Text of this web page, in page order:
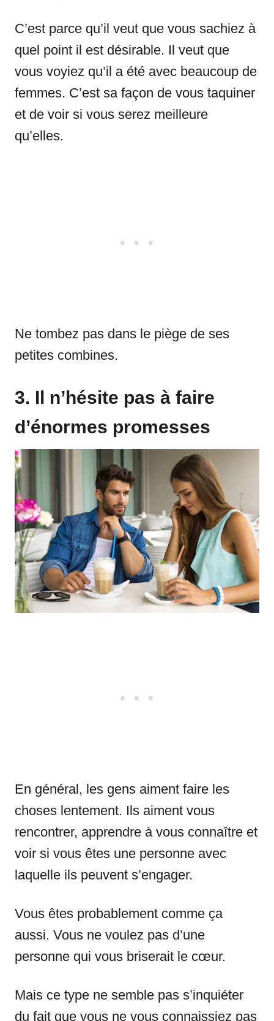
C’est parce qu’il veut que vous sachiez à
quel point il est désirable. Il veut que
vous voyiez qu’il a été avec beaucoup de
femmes. C’est sa façon de vous taquiner
et de voir si vous serez meilleure
qu’elles.
Ne tombez pas dans le piège de ses
petites combines.
3. Il n’hésite pas à faire
d’énormes promesses
En général, les gens aiment faire les
choses lentement. Ils aiment vous
rencontrer, apprendre à vous connaître et
voir si vous êtes une personne avec
laquelle ils peuvent s’engager.
Vous êtes probablement comme ça
aussi. Vous ne voulez pas d’une
personne qui vous briserait le cœur.
Mais ce type ne semble pas s’inquiéter
du fait que vous ne vous connaissiez pas